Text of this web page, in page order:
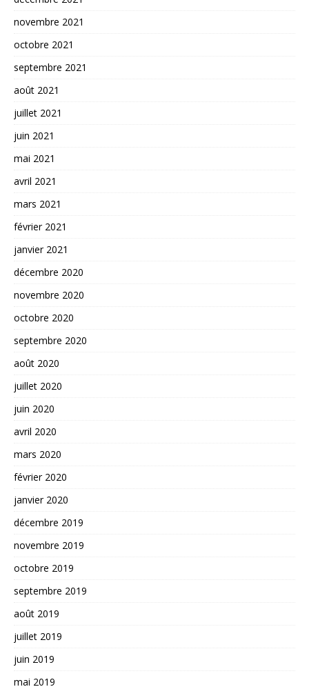
novembre 2021
octobre 2021
septembre 2021
août 2021
juillet 2021
juin 2021
mai 2021
avril 2021
mars 2021
février 2021
janvier 2021
décembre 2020
novembre 2020
octobre 2020
septembre 2020
août 2020
juillet 2020
juin 2020
avril 2020
mars 2020
février 2020
janvier 2020
décembre 2019
novembre 2019
octobre 2019
septembre 2019
août 2019
juillet 2019
juin 2019
mai 2019